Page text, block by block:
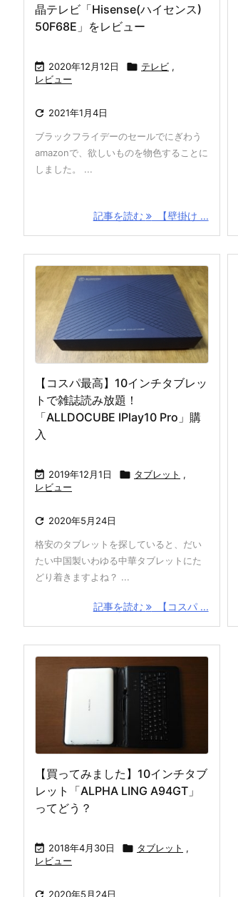
晶テレビ「Hisense(ハイセンス)
50F68E」をレビュー
 2020年12月12日  テレビ ,
レビュー
 2021年1月4日
ブラックフライデーのセールでにぎわう
amazonで、欲しいものを物色することに
しました。 ...
記事を読む 【壁掛け ...
【コスパ最高】10インチタブレッ
トで雑誌読み放題！
「ALLDOCUBE IPlay10 Pro」購
入
 2019年12月1日  タブレット ,
レビュー
 2020年5月24日
格安のタブレットを探していると、だい
たい中国製いわゆる中華タブレットにた
どり着きますよね？ ...
記事を読む 【コスパ ...
【買ってみました】10インチタブ
レット「ALPHA LING A94GT」
ってどう？
 2018年4月30日  タブレット ,
レビュー
 2020年5月24日